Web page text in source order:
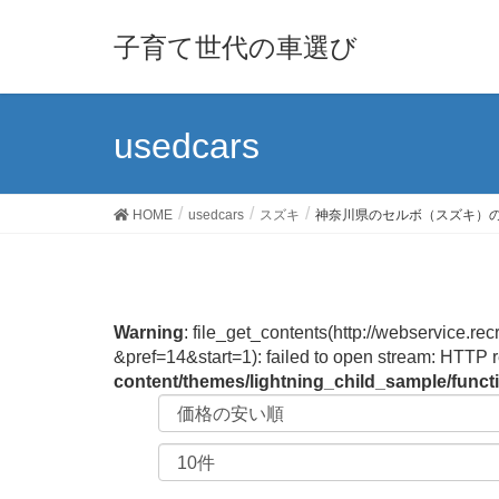
子育て世代の車選び
usedcars
HOME usedcars スズキ 神奈川県のセルボ（スズキ）
Warning: file_get_contents(http://
&pref=14&start=1): failed to open stream:
content/themes/lightning_child_sample/